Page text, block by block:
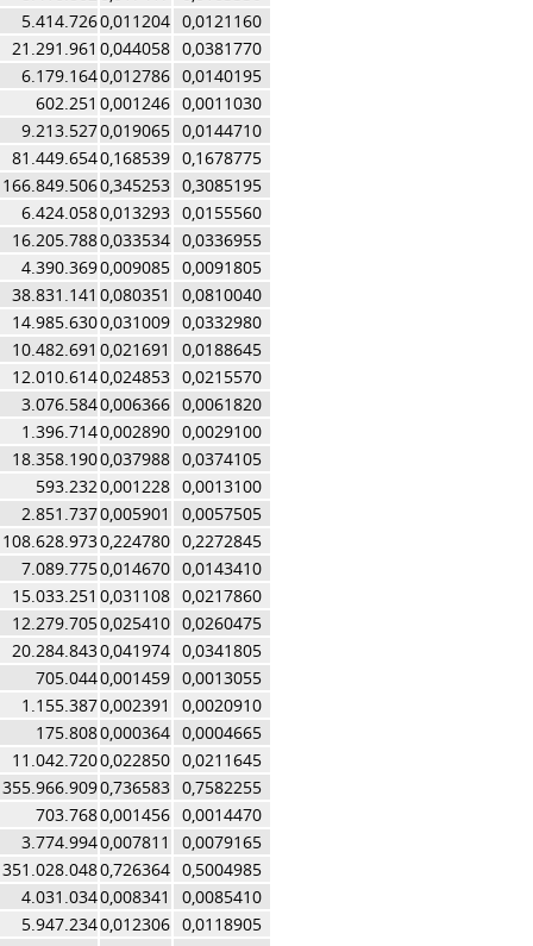
5.414.7260,011204 0,0121160
21.291.961 0,044058 0,0381770
6.179.1640,012786 0,0140195
602.251 0,001246 0,0011030
9.213.5270,019065 0,0144710
81.449.6540,168539 0,1678775
166.849.5060,345253 0,3085195
6.424.0580,013293 0,0155560
16.205.7880,033534 0,0336955
4.390.3690,009085 0,0091805
38.831.141 0,080351
0,0810040
14.985.6300,031009 0,0332980
10.482.691 0,021691
0,0188645
12.010.6140,024853 0,0215570
3.076.5840,006366 0,0061820
1.396.7140,002890 0,0029100
18.358.1900,037988 0,0374105
593.2320,001228 0,0013100
2.851.7370,005901
0,0057505
108.628.9730,224780 0,2272845
7.089.7750,014670 0,0143410
15.033.251 0,031108 0,0217860
12.279.7050,025410 0,0260475
20.284.8430,041974 0,0341805
705.0440,001459 0,0013055
1.155.3870,002391
0,0020910
175.8080,000364 0,0004665
11.042.7200,022850 0,0211645
355.966.9090,736583 0,7582255
703.7680,001456 0,0014470
3.774.9940,007811
0,0079165
351.028.0480,726364 0,5004985
4.031.0340,008341
0,0085410
5.947.2340,012306 0,0118905